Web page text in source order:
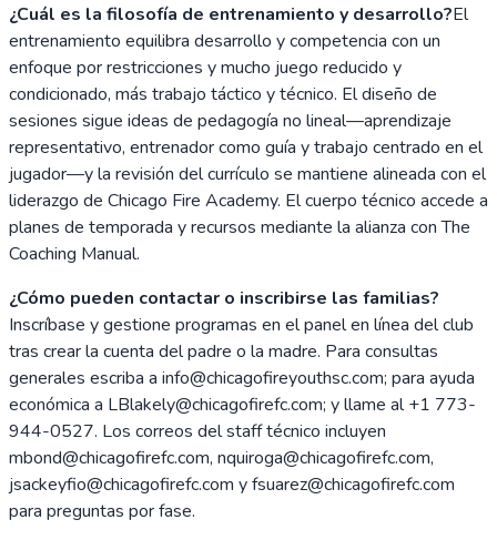
¿Cuál es la filosofía de entrenamiento y desarrollo?El
entrenamiento equilibra desarrollo y competencia con un
enfoque por restricciones y mucho juego reducido y
condicionado, más trabajo táctico y técnico. El diseño de
sesiones sigue ideas de pedagogía no lineal—aprendizaje
representativo, entrenador como guía y trabajo centrado en el
jugador—y la revisión del currículo se mantiene alineada con el
liderazgo de Chicago Fire Academy. El cuerpo técnico accede a
planes de temporada y recursos mediante la alianza con The
Coaching Manual.
¿Cómo pueden contactar o inscribirse las familias?
Inscríbase y gestione programas en el panel en línea del club
tras crear la cuenta del padre o la madre. Para consultas
generales escriba a info@chicagofireyouthsc.com; para ayuda
económica a LBlakely@chicagofirefc.com; y llame al +1 773-
944-0527. Los correos del staff técnico incluyen
mbond@chicagofirefc.com, nquiroga@chicagofirefc.com,
jsackeyfio@chicagofirefc.com y fsuarez@chicagofirefc.com
para preguntas por fase.